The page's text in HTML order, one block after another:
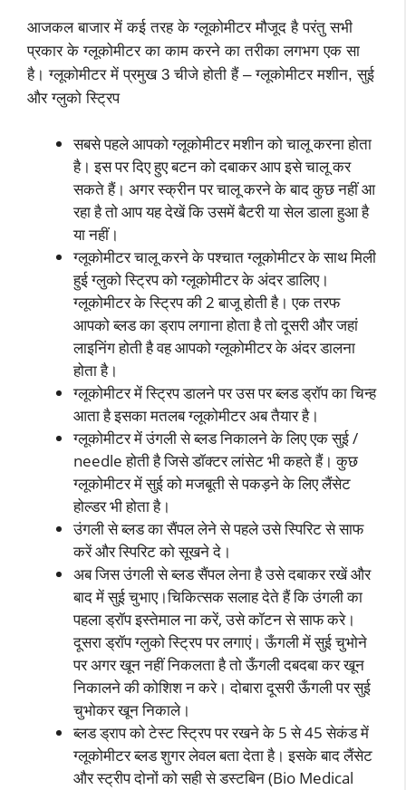
आजकल बाजार में कई तरह के ग्लूकोमीटर मौजूद है परंतु सभी
प्रकार के ग्लूकोमीटर का काम करने का तरीका लगभग एक सा
है। ग्लूकोमीटर में प्रमुख 3 चीजे होती हैं – ग्लूकोमीटर मशीन, सुई
और ग्लुको स्ट्रिप
सबसे पहले आपको ग्लूकोमीटर मशीन को चालू करना होता
है। इस पर दिए हुए बटन को दबाकर आप इसे चालू कर
सकते हैं। अगर स्क्रीन पर चालू करने के बाद कुछ नहीं आ
रहा है तो आप यह देखें कि उसमें बैटरी या सेल डाला हुआ है
या नहीं।
ग्लूकोमीटर चालू करने के पश्चात ग्लूकोमीटर के साथ मिली
हुई ग्लुको स्ट्रिप को ग्लूकोमीटर के अंदर डालिए।
ग्लूकोमीटर के स्ट्रिप की 2 बाजू होती है। एक तरफ
आपको ब्लड का ड्राप लगाना होता है तो दूसरी और जहां
लाइनिंग होती है वह आपको ग्लूकोमीटर के अंदर डालना
होता है।
ग्लूकोमीटर में स्ट्रिप डालने पर उस पर ब्लड ड्रॉप का चिन्ह
आता है इसका मतलब ग्लूकोमीटर अब तैयार है।
ग्लूकोमीटर में उंगली से ब्लड निकालने के लिए एक सुई /
needle होती है जिसे डॉक्टर लांसेट भी कहते हैं। कुछ
ग्लूकोमीटर में सुई को मजबूती से पकड़ने के लिए लैंसेट
होल्डर भी होता है।
उंगली से ब्लड का सैंपल लेने से पहले उसे स्पिरिट से साफ
करें और स्पिरिट को सूखने दे।
अब जिस उंगली से ब्लड सैंपल लेना है उसे दबाकर रखें और
बाद में सुई चुभाए।चिकित्सक सलाह देते हैं कि उंगली का
पहला ड्रॉप इस्तेमाल ना करें, उसे कॉटन से साफ करे।
दूसरा ड्रॉप ग्लुको स्ट्रिप पर लगाएं। ऊँगली में सुई चुभोने
पर अगर खून नहीं निकलता है तो ऊँगली दबदबा कर खून
निकालने की कोशिश न करे। दोबारा दूसरी ऊँगली पर सुई
चुभोकर खून निकाले।
ब्लड ड्राप को टेस्ट स्ट्रिप पर रखने के 5 से 45 सेकंड में
ग्लूकोमीटर ब्लड शुगर लेवल बता देता है। इसके बाद लैंसेट
और स्ट्रीप दोनों को सही से डस्टबिन (Bio Medical